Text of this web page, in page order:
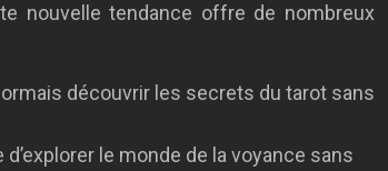
nouvelle tendance offre de nombreux
découvrir les secrets du tarot sans
le monde de la voyance sans